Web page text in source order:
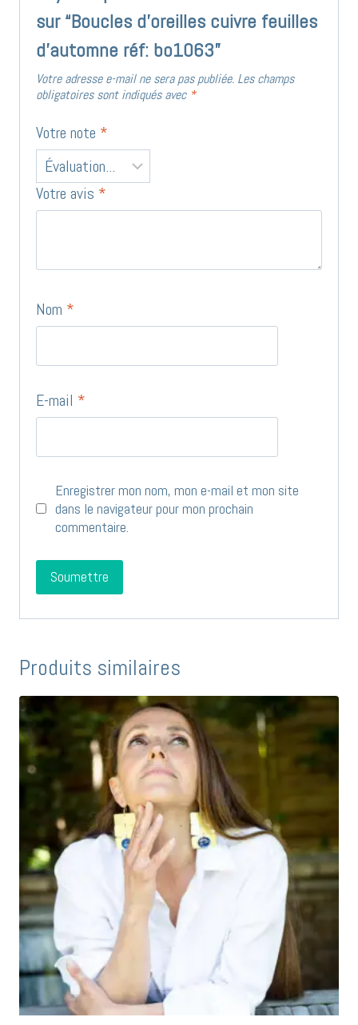
sur “Boucles d’oreilles cuivre feuilles
d’automne réf: bo1063”
Votre adresse e-mail ne sera pas publiée. Les champs
obligatoires sont indiqués avec *
Votre note *
Votre avis *
Nom *
E-mail *
Enregistrer mon nom, mon e-mail et mon site
dans le navigateur pour mon prochain
commentaire.
Produits similaires